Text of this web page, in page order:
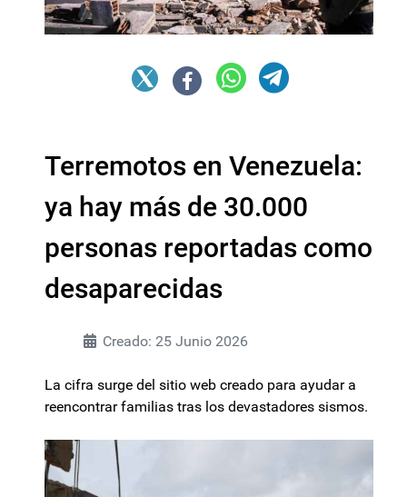
Terremotos en Venezuela:
ya hay más de 30.000
personas reportadas como
desaparecidas
Creado: 25 Junio 2026
La cifra surge del sitio web creado para ayudar a
reencontrar familias tras los devastadores sismos.